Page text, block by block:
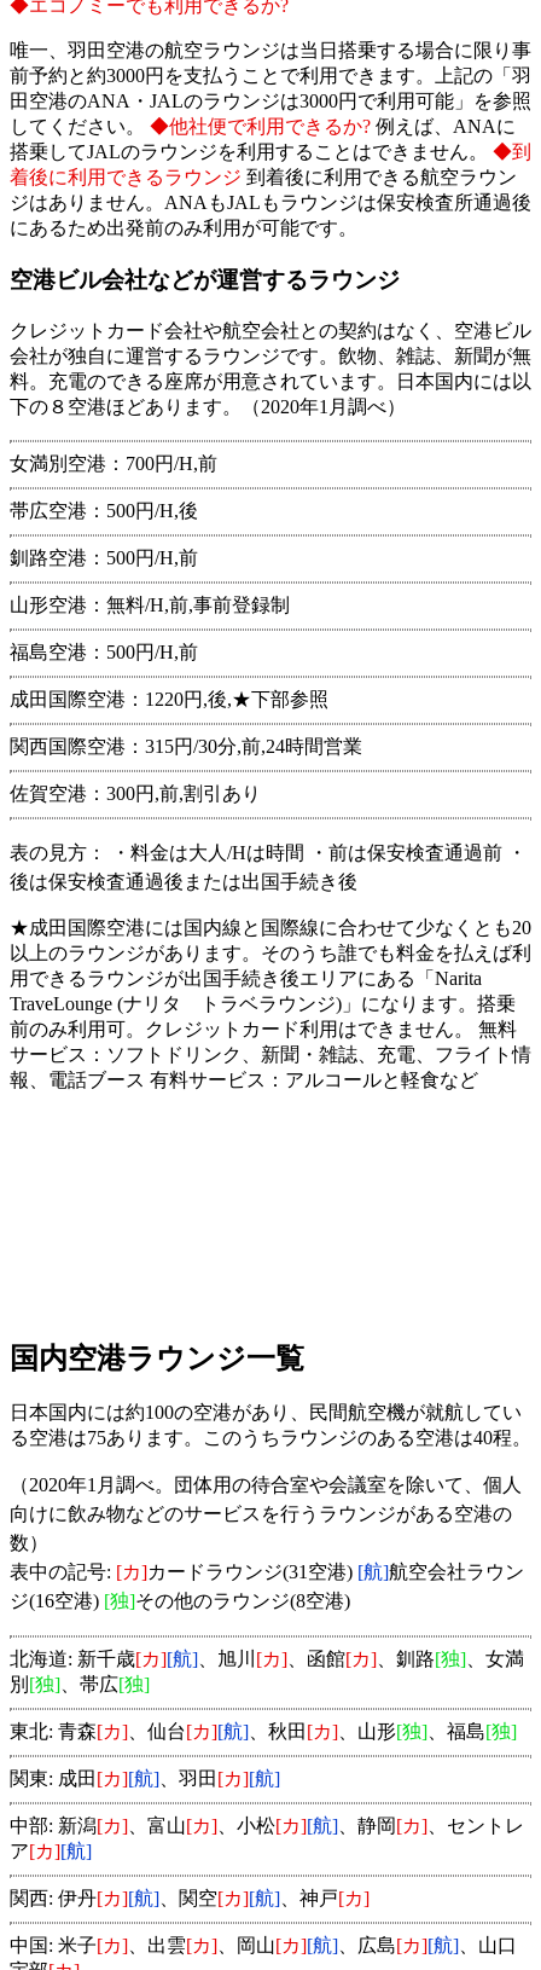
◆エコノミーでも利用できるか?
唯一、羽田空港の航空ラウンジは当日搭乗する場合に限り事
前予約と約3000円を支払うことで利用できます。上記の「羽
田空港のANA・JALのラウンジは3000円で利用可能」を参照
してください。 ◆他社便で利用できるか? 例えば、ANAに
搭乗してJALのラウンジを利用することはできません。 ◆到
着後に利用できるラウンジ 到着後に利用できる航空ラウン
ジはありません。ANAもJALもラウンジは保安検査所通過後
にあるため出発前のみ利用が可能です。
空港ビル会社などが運営するラウンジ
クレジットカード会社や航空会社との契約はなく、空港ビル
会社が独自に運営するラウンジです。飲物、雑誌、新聞が無
料。充電のできる座席が用意されています。日本国内には以
下の８空港ほどあります。（2020年1月調べ）
女満別空港：700円/H,前
帯広空港：500円/H,後
釧路空港：500円/H,前
山形空港：無料/H,前,事前登録制
福島空港：500円/H,前
成田国際空港：1220円,後,★下部参照
関西国際空港：315円/30分,前,24時間営業
佐賀空港：300円,前,割引あり
表の見方： ・料金は大人/Hは時間 ・前は保安検査通過前 ・
後は保安検査通過後または出国手続き後
★成田国際空港には国内線と国際線に合わせて少なくとも20
以上のラウンジがあります。そのうち誰でも料金を払えば利
用できるラウンジが出国手続き後エリアにある「Narita
TraveLounge (ナリタ トラベラウンジ)」になります。搭乗
前のみ利用可。クレジットカード利用はできません。 無料
サービス：ソフトドリンク、新聞・雑誌、充電、フライト情
報、電話ブース 有料サービス：アルコールと軽食など
国内空港ラウンジ一覧
日本国内には約100の空港があり、民間航空機が就航してい
る空港は75あります。このうちラウンジのある空港は40程。
（2020年1月調べ。団体用の待合室や会議室を除いて、個人
向けに飲み物などのサービスを行うラウンジがある空港の
数）
表中の記号: [カ] カードラウンジ(31空港) [航]航空会社ラウン
ジ(16空港) [独]その他のラウンジ(8空港)
北海道: 新千歳[カ] [航] 、旭川 [カ] 、函館[カ] 、釧路[独] 、女満
別 [独] 、帯広[独]
東北: 青森[カ] 、仙台 [カ] [航] 、秋田 [カ] 、山形[独] 、福島[独]
関東: 成田 [カ] [航] 、羽田 [カ] [航]
中部: 新潟[カ] 、富山[カ] 、小松[カ] [航] 、静岡 [カ] 、セントレ
ア[カ] [航]
関西: 伊丹[カ] [航] 、関空[カ] [航] 、神戸[カ]
中国: 米子[カ] 、出雲[カ] 、岡山[カ] [航] 、広島[カ] [航] 、山口